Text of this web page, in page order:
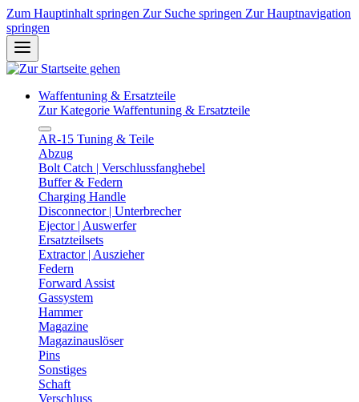
Zum Hauptinhalt springen Zur Suche springen Zur Hauptnavigation
springen
Waffentuning & Ersatzteile
Zur Kategorie Waffentuning & Ersatzteile
AR-15 Tuning & Teile
Abzug
Bolt Catch | Verschlussfanghebel
Buffer & Federn
Charging Handle
Disconnector | Unterbrecher
Ejector | Auswerfer
Ersatzteilsets
Extractor | Auszieher
Federn
Forward Assist
Gassystem
Hammer
Magazine
Magazinauslöser
Pins
Sonstiges
Schaft
Verschluss